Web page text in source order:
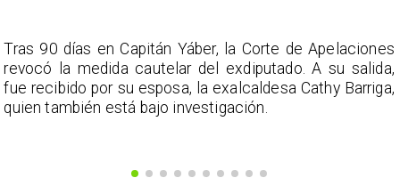
Tras 90 días en Capitán Yáber, la Corte de Apelaciones
revocó la medida cautelar del exdiputado. A su salida,
fue recibido por su esposa, la exalcaldesa Cathy Barriga,
quien también está bajo investigación.